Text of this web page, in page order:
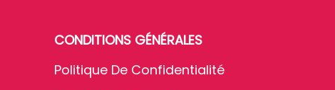
CONDITIONS GÉNÉRALES
Politique De Confidentialité